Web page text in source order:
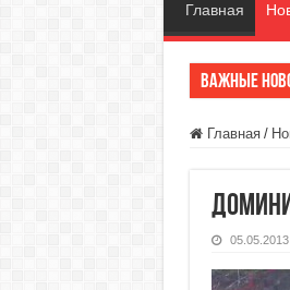
Главная
Важные
Главная /
05.05.2013